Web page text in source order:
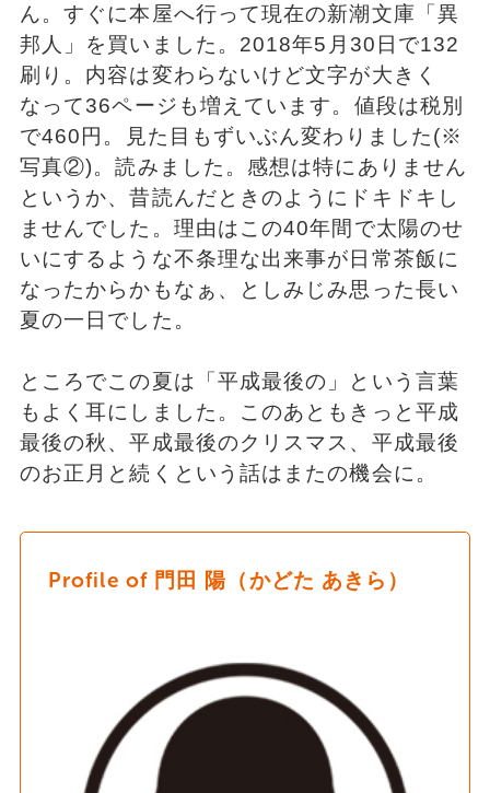
ん。すぐに本屋へ行って現在の新潮文庫「異
邦人」を買いました。2018年5月30日で132
刷り。内容は変わらないけど文字が大きく
なって36ページも増えています。値段は税別
で460円。見た目もずいぶん変わりました(※
写真②)。読みました。感想は特にありません
というか、昔読んだときのようにドキドキし
ませんでした。理由はこの40年間で太陽のせ
いにするような不条理な出来事が日常茶飯に
なったからかもなぁ、としみじみ思った長い
夏の一日でした。
ところでこの夏は「平成最後の」という言葉
もよく耳にしました。このあともきっと平成
最後の秋、平成最後のクリスマス、平成最後
のお正月と続くという話はまたの機会に。
Profile of 門田 陽（かどた あきら）